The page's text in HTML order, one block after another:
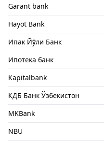
Garant bank
Hayot Bank
Ипак Йўли Банк
Ипотека банк
Kapitalbank
КДБ Банк Ўзбекистон
MKBank
NBU